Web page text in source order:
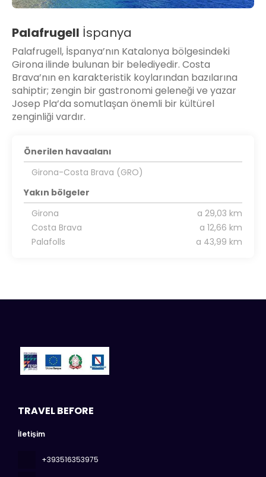
Palafrugell İspanya
Palafrugell, İspanya’nın Katalonya bölgesindeki
Girona ilinde bulunan bir belediyedir. Costa
Brava’nın en karakteristik koylarından bazılarına
sahiptir; zengin bir gastronomi geleneği ve yazar
Josep Pla’da somutlaşan önemli bir kültürel
zenginliği vardır.
Önerilen havaalanı
Girona-Costa Brava (GRO)
Yakın bölgeler
Girona
a 29,03 km
Costa Brava
a 12,66 km
Palafolls
a 43,99 km
TRAVEL BEFORE
İletişim
+393516353975